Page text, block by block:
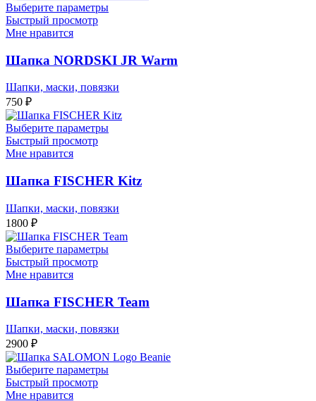
Выберите параметры
Быстрый просмотр
Мне нравится
Шапка NORDSKI JR Warm
Шапки, маски, повязки
750 ₽
Выберите параметры
Быстрый просмотр
Мне нравится
Шапка FISCHER Kitz
Шапки, маски, повязки
1800 ₽
Выберите параметры
Быстрый просмотр
Мне нравится
Шапка FISCHER Team
Шапки, маски, повязки
2900 ₽
Выберите параметры
Быстрый просмотр
Мне нравится